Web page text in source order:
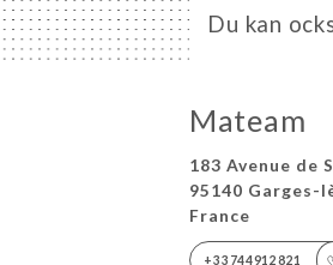
Du kan
Mateam
183 Avenue de
95140 Garges-
France
+33744912821